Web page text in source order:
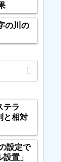
の川の
テラ
と相対
設定で
置」